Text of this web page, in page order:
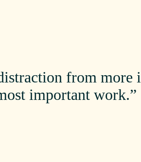
from more
important work.”